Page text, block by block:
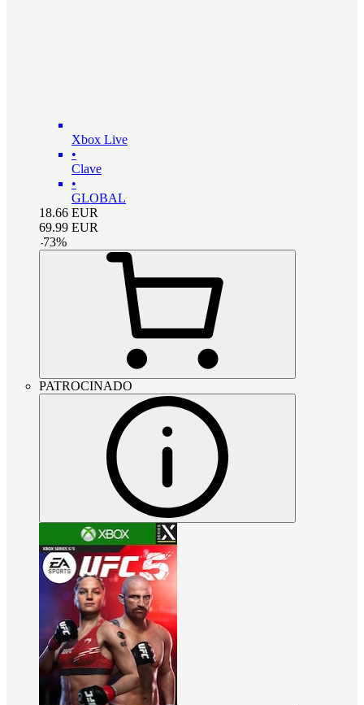
Xbox Live
•
Clave
•
GLOBAL
18.66 EUR
69.99 EUR
-73%
PATROCINADO